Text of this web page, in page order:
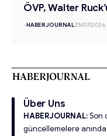
ÖVP, Walter
-HABERJOURNAL25/07/2026
Über Uns
HABERJOURNAL:Son
güncellemelere